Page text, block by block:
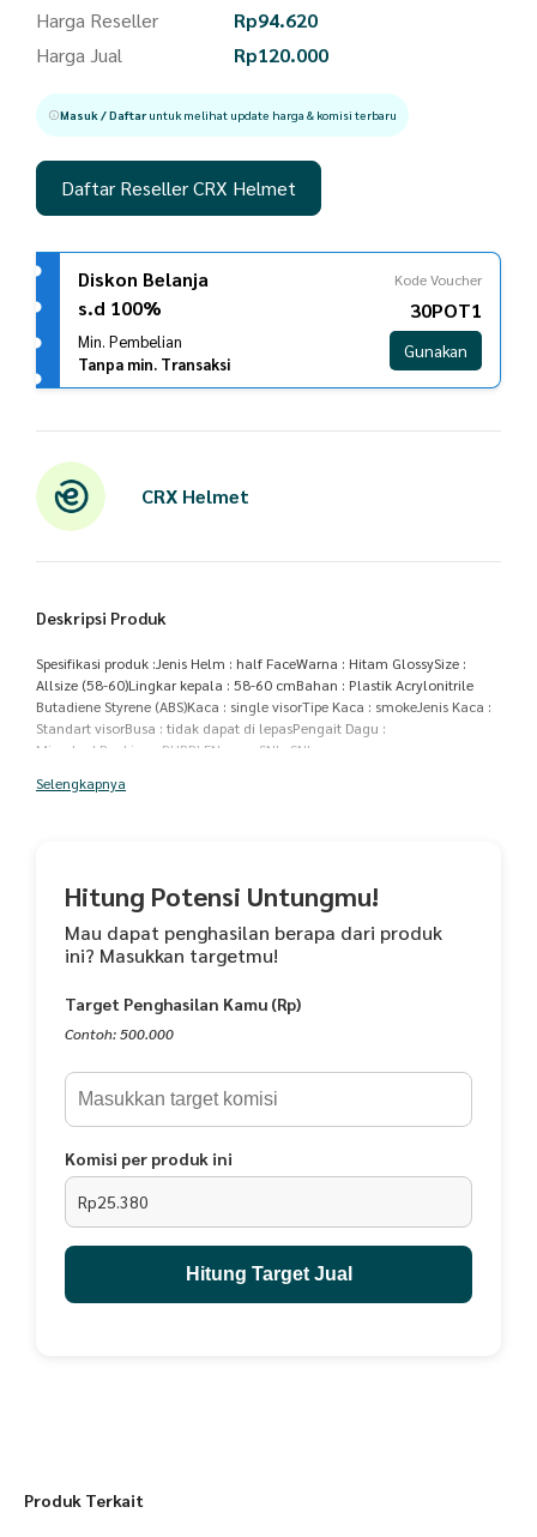
Harga Reseller Rp94.620
Harga Jual
Rp120.000
Masuk / Daftaruntuk melihat update harga & komisi terbaru
Daftar Reseller CRX Helmet
Diskon Belanja
s.d 100%
Min. Pembelian
Tanpa min. Transaksi
Kode Voucher
30POT1
Gunakan
CRX Helmet
Deskripsi Produk
Spesifikasi produk :Jenis Helm : half FaceWarna : Hitam GlossySize :
Allsize (58-60)Lingkar kepala : 58-60 cmBahan : Plastik Acrylonitrile
Butadiene Styrene (ABS)Kaca : single visorTipe Kaca : smokeJenis Kaca :
Standart visorBusa : tidak dapat di lepasPengait Dagu :
MicrolockPacking : BUBBLENomor SNI : SNI
Selengkapnya
Hitung Potensi Untungmu!
Mau dapat penghasilan berapa dari produk
ini? Masukkan targetmu!
Target Penghasilan Kamu (Rp)
Contoh: 500.000
Komisi per produk ini
Rp25.380
Hitung Target Jual
Produk Terkait